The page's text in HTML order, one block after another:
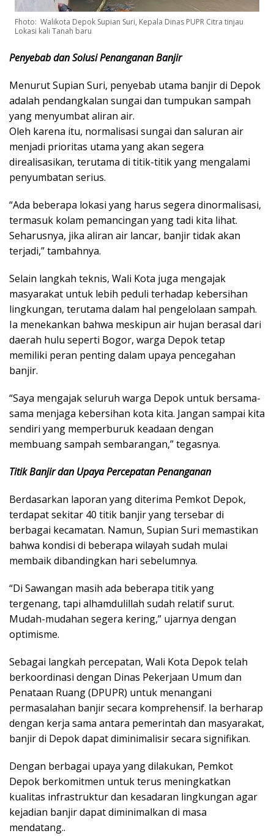
Fhoto: Walikota Depok Supian Suri, Kepala Dinas PUPR Citra tinjau
Lokasi kali Tanah baru
Penyebab dan Solusi Penanganan Banjir
Menurut Supian Suri, penyebab utama banjir di Depok
adalah pendangkalan sungai dan tumpukan sampah
yang menyumbat aliran air.
Oleh karena itu, normalisasi sungai dan saluran air
menjadi prioritas utama yang akan segera
direalisasikan, terutama di titik-titik yang mengalami
penyumbatan serius.
“Ada beberapa lokasi yang harus segera dinormalisasi,
termasuk kolam pemancingan yang tadi kita lihat.
Seharusnya, jika aliran air lancar, banjir tidak akan
terjadi,” tambahnya.
Selain langkah teknis, Wali Kota juga mengajak
masyarakat untuk lebih peduli terhadap kebersihan
lingkungan, terutama dalam hal pengelolaan sampah.
Ia menekankan bahwa meskipun air hujan berasal dari
daerah hulu seperti Bogor, warga Depok tetap
memiliki peran penting dalam upaya pencegahan
banjir.
“Saya mengajak seluruh warga Depok untuk bersama-
sama menjaga kebersihan kota kita. Jangan sampai kita
sendiri yang memperburuk keadaan dengan
membuang sampah sembarangan,” tegasnya.
Titik Banjir dan Upaya Percepatan Penanganan
Berdasarkan laporan yang diterima Pemkot Depok,
terdapat sekitar 40 titik banjir yang tersebar di
berbagai kecamatan. Namun, Supian Suri memastikan
bahwa kondisi di beberapa wilayah sudah mulai
membaik dibandingkan hari sebelumnya.
“Di Sawangan masih ada beberapa titik yang
tergenang, tapi alhamdulillah sudah relatif surut.
Mudah-mudahan segera kering,” ujarnya dengan
optimisme.
Sebagai langkah percepatan, Wali Kota Depok telah
berkoordinasi dengan Dinas Pekerjaan Umum dan
Penataan Ruang (DPUPR) untuk menangani
permasalahan banjir secara komprehensif. Ia berharap
dengan kerja sama antara pemerintah dan masyarakat,
banjir di Depok dapat diminimalisir secara signifikan.
Dengan berbagai upaya yang dilakukan, Pemkot
Depok berkomitmen untuk terus meningkatkan
kualitas infrastruktur dan kesadaran lingkungan agar
kejadian banjir dapat diminimalkan di masa
mendatang..